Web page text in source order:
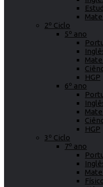
2º Ciclo
5º ano
HGP
6º ano
HGP
3º Ciclo
7º ano